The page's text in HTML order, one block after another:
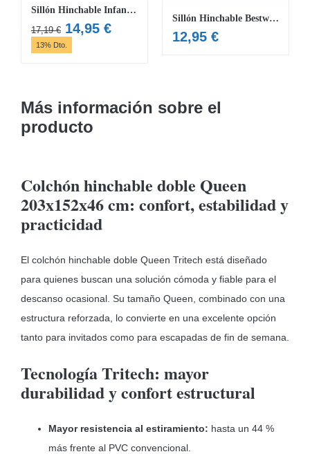
Sillón Hinchable Infantil de Baloncesto Bestway Beanless
17,19€ El
precio
14,95 €El
13% Dto.
Sillón Hinchable Bestway Glitter Dream
12,95 €
Más información sobre el
producto
Colchón hinchable doble Queen
203x152x46 cm: confort, estabilidad y
practicidad
El colchón hinchable doble Queen Tritech está diseñado
para quienes buscan una solución cómoda y fiable para el
descanso ocasional. Su tamaño Queen, combinado con una
estructura reforzada, lo convierte en una excelente opción
tanto para invitados como para escapadas de fin de semana.
Tecnología Tritech: mayor
durabilidad y confort estructural
Mayor resistencia al estiramiento: hasta un 44 %
más frente al PVC convencional.